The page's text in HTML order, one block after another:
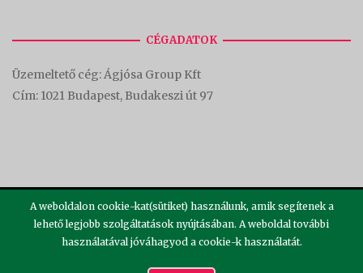
CÉGADATOK
Üzemeltető cég: Ágjósa Group Kft
Cím: 1021 Budapest, Budakeszi út 97
Theme bySiteOrigin
A weboldalon cookie-kat(sütiket) használunk, amik segítenek a
lehető legjobb szolgáltatások nyújtásában. A weboldal további
használatával jóváhagyod a cookie-k használatát.